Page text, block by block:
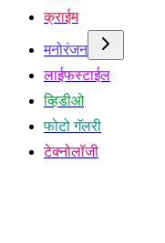
क्राईम
मनोरंजन
लाईफस्टाईल
व्हिडीओ
फोटो गॅलरी
टेक्नोलॉजी